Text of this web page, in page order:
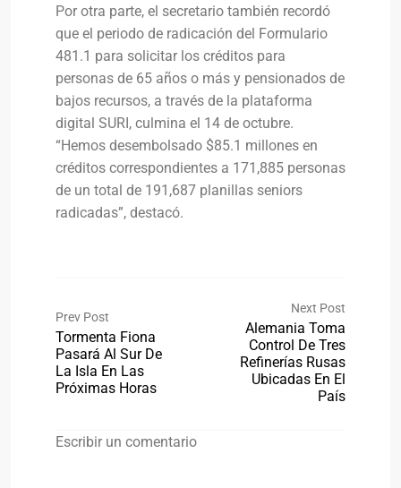
Por otra parte, el secretario también recordó
que el periodo de radicación del Formulario
481.1 para solicitar los créditos para
personas de 65 años o más y pensionados de
bajos recursos, a través de la plataforma
digital SURI, culmina el 14 de octubre.
“Hemos desembolsado $85.1 millones en
créditos correspondientes a 171,885 personas
de un total de 191,687 planillas seniors
radicadas”, destacó.
Prev Post
Tormenta Fiona
Pasará Al Sur De
La Isla En Las
Próximas Horas
Next Post
Alemania Toma
Control De Tres
Refinerías Rusas
Ubicadas En El
País
Escribir un comentario